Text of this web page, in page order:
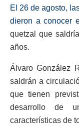
El 26 de agosto,
dieron a conocer
quetzal que
años.
Álvaro González
saldrán a
que tienen
desarrollo de
características de